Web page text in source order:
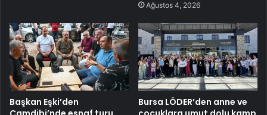
Ağustos 4, 2026
Başkan Eşki’den
Bursa LÖDER’den anne ve